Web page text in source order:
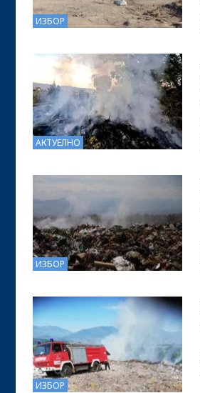
ИЗБОР
АКТУЕЛНО
ИЗБОР
ИЗБОР